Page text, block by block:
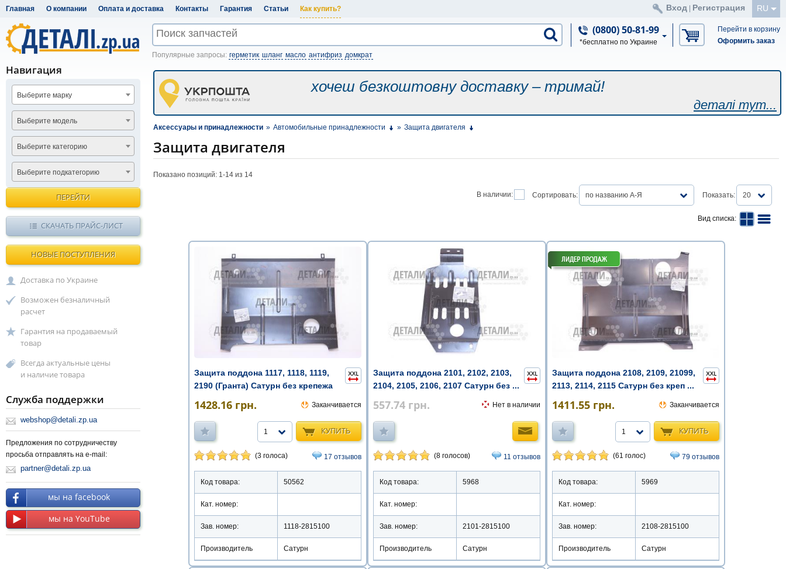
Главная О компании Оплата и доставка Контакты Гарантия Статьи Как купить? RU
Вход Регистрация
(0800) 50-81-99
*бесплатно по Украине
Перейти в корзину
Оформить заказ
Популярные запросы: герметик шланг масло антифриз домкрат
хочеш безкоштовну доставку – тримай!
деталі тут...
Аксессуары и принадлежности » Автомобильные принадлежности » Защита двигателя
Защита двигателя
Показано позиций: 1-14 из 14
В наличии: Сортировать: по названию А-Я Показать: 20
Вид списка:
Защита поддона 1117, 1118, 1119,
2190 (Гранта) Сатурн без крепежа
1428.16 грн. Заканчивается
КУПИТЬ
1
(3 голоса) 17 отзывов
Код товара: 50562
Кат. номер:
Зав. номер: 1118-2815100
Производитель Сатурн
Защита поддона 2101, 2102, 2103,
2104, 2105, 2106, 2107 Сатурн без ...
557.74 грн. Нет в наличии
(8 голосов) 11 отзывов
Код товара: 5968
Кат. номер:
Зав. номер: 2101-2815100
Производитель Сатурн
Защита поддона 2108, 2109, 21099,
2113, 2114, 2115 Сатурн без креп ...
1411.55 грн. Заканчивается
КУПИТЬ
1
(61 голос) 79 отзывов
Код товара: 5969
Кат. номер:
Зав. номер: 2108-2815100
Производитель Сатурн
Навигация
Выберите марку
Выберите модель
Выберите категорию
Выберите подкатегорию
ПЕРЕЙТИ
СКАЧАТЬ ПРАЙС-ЛИСТ
НОВЫЕ ПОСТУПЛЕНИЯ
Доставка по Украине
Возможен безналичный
расчет
Гарантия на продаваемый
товар
Всегда актуальные цены
и наличие товара
Служба поддержки
webshop@detali.zp.ua
Предложения по сотрудничеству
просьба отправлять на e-mail:
partner@detali.zp.ua
мы на facebook
мы на YouTube